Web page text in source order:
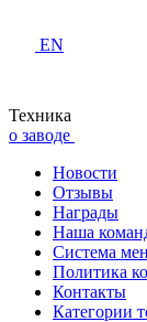
EN
Техника
о заводе
Новости
Отзывы
Награды
Наша
Система
Политика
Контакты
Категории